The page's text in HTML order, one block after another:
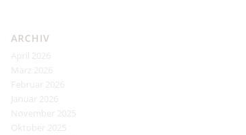
ARCHIV
April 2026
März 2026
Februar 2026
Januar 2026
November 2025
Oktober 2025